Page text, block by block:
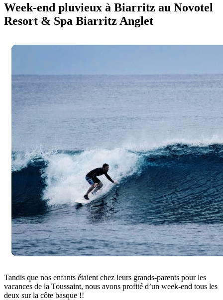
Week-end pluvieux à Biarritz au Novotel
Resort & Spa Biarritz Anglet
Tandis que nos enfants étaient chez leurs grands-parents pour les
vacances de la Toussaint, nous avons profité d’un week-end tous les
deux sur la côte basque !!